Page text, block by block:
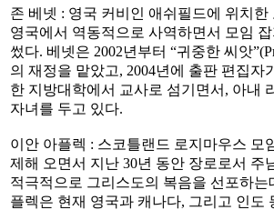
존 베넷 : 영국 커비인 애쉬필드에 위치한
영국에서 역동적으로 사역하면서 모임
썼다. 베넷은 2002년부터 “귀중한 씨앗
의 재정을 맡았고, 2004년에 출판 편집자
한 지방대학에서 교사로 섬기면서, 아내
자녀를 두고 있다.
이안 아플렉 : 스코틀랜드 로지마우스 모
제해 오면서 지난 30년 동안 장로로서 주
적극적으로 그리스도의 복음을 선포하는
플렉은 현재 영국과 캐나다, 그리고 인도